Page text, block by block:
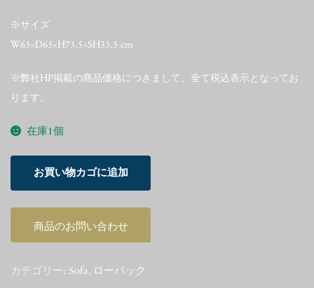
※サイズ
W63×D65×H73.5×SH33.5 cm
※弊社HP掲載の商品価格につきまして、全て税込表示となってお
ります。
在庫1個
Kjaerholm
Christensen
お買い物カゴに追加
商品のお問い合わせ
カテゴリー: Sofa, ローバック